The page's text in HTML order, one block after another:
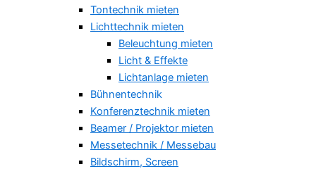
Tontechnik mieten
Lichttechnik mieten
Beleuchtung mieten
Licht & Effekte
Lichtanlage mieten
Bühnentechnik
Konferenztechnik mieten
Beamer / Projektor mieten
Messetechnik / Messebau
Bildschirm, Screen